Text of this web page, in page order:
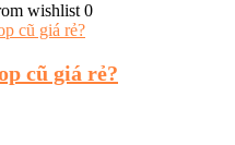
wishlist 0
cũ giá rẻ?